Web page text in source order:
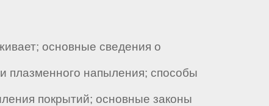
основные сведения о
плазменного напыления; способы
покрытий; основные законы